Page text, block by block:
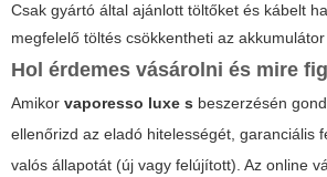
Csak gyártó által ajánlott töltőket és kábelt
megfelelő töltés csökkentheti az
Hol érdemes vásárolni és mire
Amikor vaporesso luxe s beszerzésén
ellenőrizd az eladó hitelességét, garanciális
valós állapotát (új vagy felújított). Az online